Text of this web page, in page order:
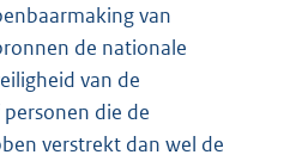
van
de nationale
van de
die de
verstrekt dan wel de